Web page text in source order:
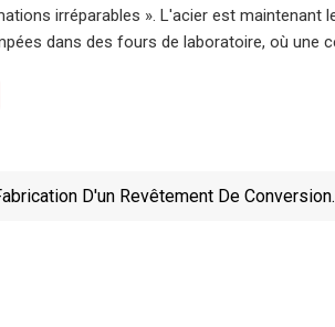
irréparables ». L'acier est maintenant
dans des fours de laboratoire, où une
D'un Revêtement De Conversion